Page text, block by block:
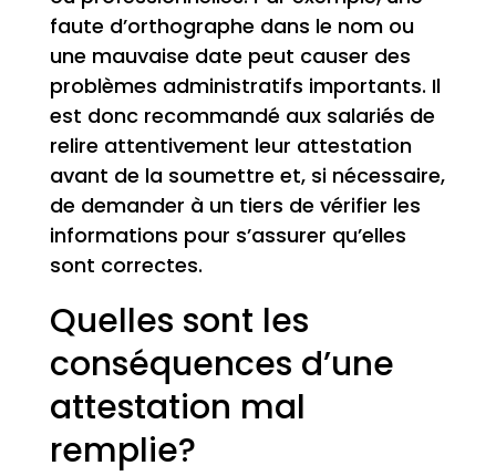
faute d’orthographe dans le nom ou
une mauvaise date peut causer des
problèmes administratifs importants. Il
est donc recommandé aux salariés de
relire attentivement leur attestation
avant de la soumettre et, si nécessaire,
de demander à un tiers de vérifier les
informations pour s’assurer qu’elles
sont correctes.
Quelles sont les
conséquences d’une
attestation mal
remplie?